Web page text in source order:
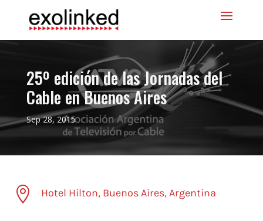
25º edición de las Jornadas del
Cable en Buenos Aires
Sep 28, 2015
 Hotel Hilton, Buenos Aires, Argentina